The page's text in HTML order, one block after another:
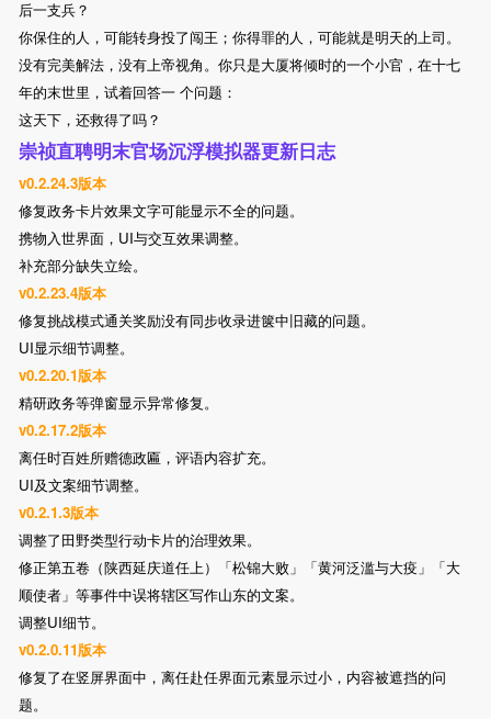
后一支兵？
你保住的人，可能转身投了闯王；你得罪的人，可能就是明天的上司。
没有完美解法，没有上帝视角。你只是大厦将倾时的一个小官，在十七
年的末世里，试着回答一 个问题：
这天下，还救得了吗？
崇祯直聘明末官场沉浮模拟器更新日志
v0.2.24.3版本
修复政务卡片效果文字可能显示不全的问题。
携物入世界面，UI与交互效果调整。
补充部分缺失立绘。
v0.2.23.4版本
修复挑战模式通关奖励没有同步收录进箧中旧藏的问题。
UI显示细节调整。
v0.2.20.1版本
精研政务等弹窗显示异常修复。
v0.2.17.2版本
离任时百姓所赠德政匾，评语内容扩充。
UI及文案细节调整。
v0.2.1.3版本
调整了田野类型行动卡片的治理效果。
修正第五卷（陕西延庆道任上）「松锦大败」「黄河泛滥与大疫」「大
顺使者」等事件中误将辖区写作山东的文案。
调整UI细节。
v0.2.0.11版本
修复了在竖屏界面中，离任赴任界面元素显示过小，内容被遮挡的问
题。